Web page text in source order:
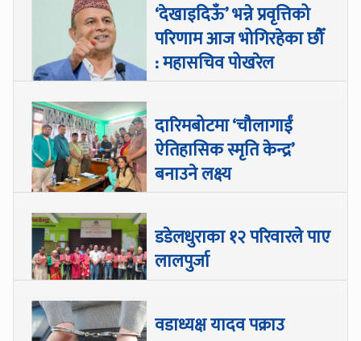
‘देखाइदिऊँ’ भन्ने प्रवृत्तिको
परिणाम आज भोगिरहेका छौँ
: महासचिव पोखरेल
दारिमबोटमा ‘चौलागाईं
ऐतिहासिक स्मृति केन्द्र’
बनाउने लक्ष्य
डडेलधुराका १२ परिवारले पाए
लालपुर्जा
वडाध्यक्ष यादव पक्राउ